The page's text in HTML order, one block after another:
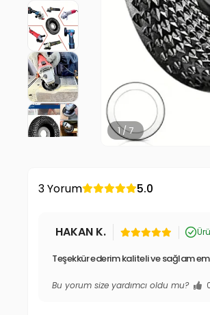
2 / 7
3 Yorum 5.0
HAKAN K.
Teşekkür ederim kaliteli ve sağlam
Bu yorum size yardımcı oldu mu?